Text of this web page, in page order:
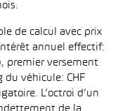
de calcul avec prix
annuel effectif:
premier versement
du véhicule: CHF
L’octroi d’un
de la